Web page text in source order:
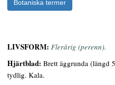
Botaniska termer
LIVSFORM: Flerårig (perenn).
Hjärtblad: Brett äggrunda (längd
tydlig. Kala.